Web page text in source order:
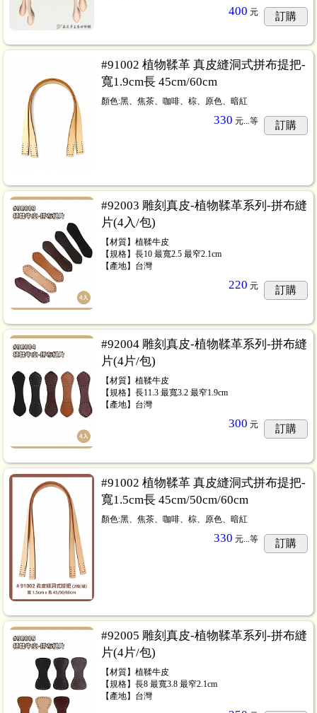
400 元 訂購
#91002 植物鞣革 真皮縫洞式拼布提把-
寬1.9cm長 45cm/60cm
顏色:黑、焦茶、咖啡、棕、原色、暗紅
330 元...等 訂購
#92003 雕刻真皮-植物鞣革系列-拼布縫
片(4入/包)
【材質】植鞣牛皮
【規格】長10 最寬2.5 最窄2.1cm
【產地】台灣
220 元 訂購
#92004 雕刻真皮-植物鞣革系列-拼布縫
片(4片/包)
【材質】植鞣牛皮
【規格】長11.3 最寬3.2 最窄1.9cm
【產地】台灣
300 元 訂購
#91002 植物鞣革 真皮縫洞式拼布提把-
寬1.5cm長 45cm/50cm/60cm
顏色:黑、焦茶、咖啡、棕、原色、暗紅
330 元... 等 訂購
#92005 雕刻真皮-植物鞣革系列-拼布縫
片(4片/包)
【材質】植鞣牛皮
【規格】長8 最寬3.8 最窄2.1cm
【產地】台灣